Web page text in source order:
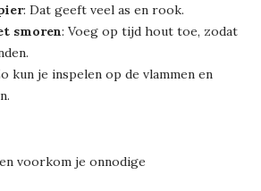
: Dat geeft veel as en rook.
smoren: Voeg op tijd hout toe, zodat
kun je inspelen op de vlammen en
voorkom je onnodige